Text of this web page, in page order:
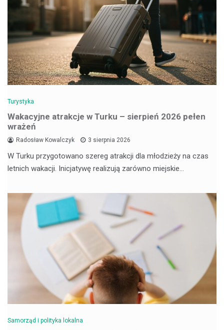
Turystyka
Wakacyjne atrakcje w Turku – sierpień 2026 pełen
wrażeń
Radosław Kowalczyk 3 sierpnia 2026
W Turku przygotowano szereg atrakcji dla młodzieży na czas
letnich wakacji. Inicjatywę realizują zarówno miejskie…
Samorząd i polityka lokalna